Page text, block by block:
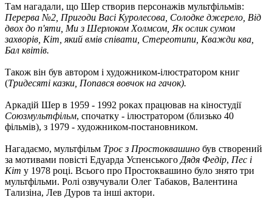
Там нагадали, що Шер створив персонажів мультфільмів:
Перерва №2, Пригоди Васі Куролесова, Солодке джерело, Від
двох до п'яти, Ми з Шерлоком Холмсом, Як ослик сумом
захворів, Кіт, який вмів співати, Стереотипи, Кважди ква,
Бал квітів.
Також він був автором і художником-ілюстратором книг
(Тридесяті казки, Попався вовчок на гачок).
Аркадій Шер в 1959 - 1992 роках працював на кіностудії
Союзмультфільм, спочатку - ілюстратором (близько 40
фільмів), з 1979 - художником-постановником.
Нагадаємо, мультфільм Троє з Простоквашино був створений
за мотивами повісті Едуарда Успенського Дядя Федір, Пес і
Кіт у 1978 році. Всього про Простоквашино було знято три
мультфільми. Ролі озвучували Олег Табаков, Валентина
Тализіна, Лев Дуров та інші актори.